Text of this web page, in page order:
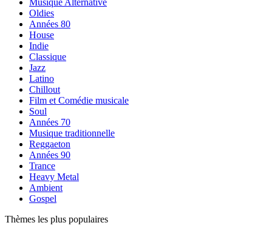
Musique Alternative
Oldies
Années 80
House
Indie
Classique
Jazz
Latino
Chillout
Film et Comédie musicale
Soul
Années 70
Musique traditionnelle
Reggaeton
Années 90
Trance
Heavy Metal
Ambient
Gospel
Thèmes les plus populaires